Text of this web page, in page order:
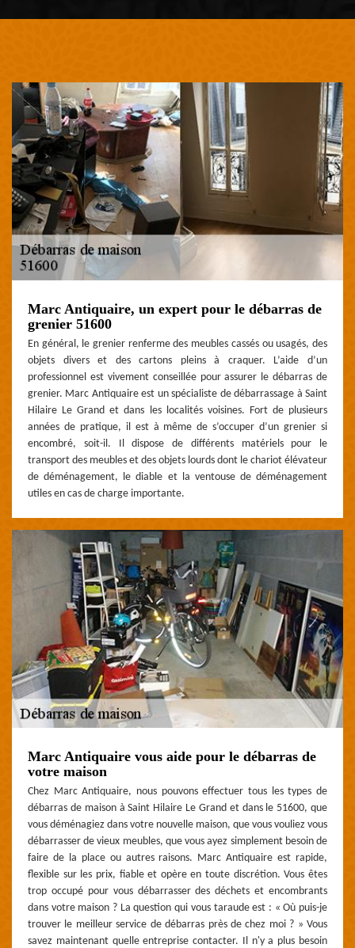
Marc Antiquaire, un expert pour le débarras de
grenier 51600
En général, le grenier renferme des meubles cassés ou usagés, des
objets divers et des cartons pleins à craquer. L’aide d’un
professionnel est vivement conseillée pour assurer le débarras de
grenier. Marc Antiquaire est un spécialiste de débarrassage à Saint
Hilaire Le Grand et dans les localités voisines. Fort de plusieurs
années de pratique, il est à même de s’occuper d’un grenier si
encombré, soit-il. Il dispose de différents matériels pour le
transport des meubles et des objets lourds dont le chariot élévateur
de déménagement, le diable et la ventouse de déménagement
utiles en cas de charge importante.
Marc Antiquaire vous aide pour le débarras de
votre maison
Chez Marc Antiquaire, nous pouvons effectuer tous les types de
débarras de maison à Saint Hilaire Le Grand et dans le 51600, que
vous déménagiez dans votre nouvelle maison, que vous vouliez vous
débarrasser de vieux meubles, que vous ayez simplement besoin de
faire de la place ou autres raisons. Marc Antiquaire est rapide,
flexible sur les prix, fiable et opère en toute discrétion. Vous êtes
trop occupé pour vous débarrasser des déchets et encombrants
dans votre maison ? La question qui vous taraude est : « Où puis-je
trouver le meilleur service de débarras près de chez moi ? » Vous
savez maintenant quelle entreprise contacter. Il n'y a plus besoin